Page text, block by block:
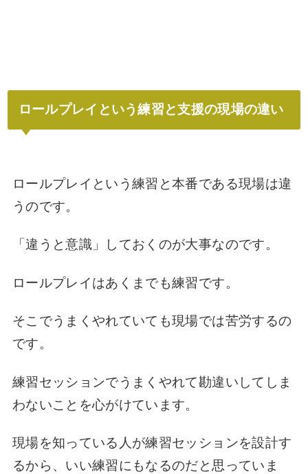
ロールプレイという練習と支援の現場の違い
ロールプレイという練習と本番である現場は違
うのです。
「違うと意識」しておくのが大事なのです。
ロールプレイはあくまでも練習です。
そこでうまくやれていても現場では苦労するの
です。
練習セッションでうまくやれて勘違いしてしま
わないことを心がけています。
現場を知っている人が練習セッションを設計す
るから、いい練習にもなるのだと思っていま